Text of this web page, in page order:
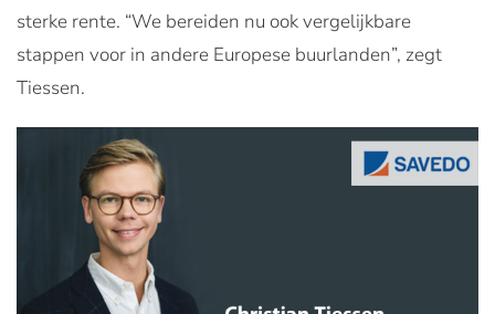
sterke rente. “We bereiden nu ook vergelijkbare
stappen voor in andere Europese buurlanden”, zegt
Tiessen.